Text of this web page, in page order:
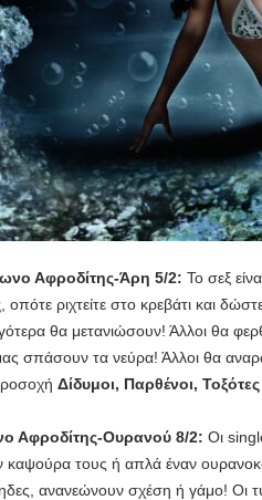
Αφροδίτης-Άρη 5/2: Το σεξ
, οπότε ριχτείτε στο κρεβάτι και
θα μετανιώσουν! Άλλοι θα
σπάσουν τα νεύρα! Άλλοι θα
Δίδυμοι, Παρθένοι,
Αφροδίτης-Ουρανού 8/2: Οι
καψούρα τους ή απλά έναν
ανανεώνουν σχέση ή γάμο! Οι